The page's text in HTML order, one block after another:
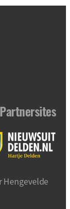
Partnersites
Hengevelde